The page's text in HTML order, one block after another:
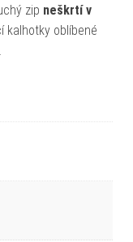
zip neškrtí v
kalhotky oblíbené